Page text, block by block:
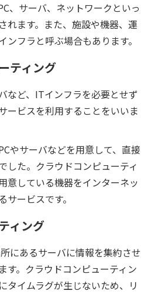
、サーバ、ネットワークといっ
れます。また、施設や機器、運
フラと呼ぶ場合もあります。
ティング
など、ITインフラを必要とせず
ービスを利用することをいいま
やサーバなどを用意して、直接
した。クラウドコンピューティ
意している機器をインターネッ
サービスです。
ィング
にあるサーバに情報を集約させ
す。クラウドコンピューティン
タイムラグが生じないため、リ